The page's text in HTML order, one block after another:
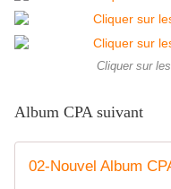
Cliquer sur
Album CPA suivant